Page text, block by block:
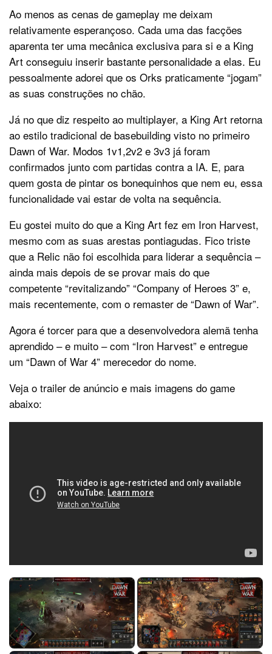
Ao menos as cenas de gameplay me deixam
relativamente esperançoso. Cada uma das facções
aparenta ter uma mecânica exclusiva para si e a King
Art conseguiu inserir bastante personalidade a elas. Eu
pessoalmente adorei que os Orks praticamente “jogam”
as suas construções no chão.
Já no que diz respeito ao multiplayer, a King Art retorna
ao estilo tradicional de basebuilding visto no primeiro
Dawn of War. Modos 1v1,2v2 e 3v3 já foram
confirmados junto com partidas contra a IA. E, para
quem gosta de pintar os bonequinhos que nem eu, essa
funcionalidade vai estar de volta na sequência.
Eu gostei muito do que a King Art fez em Iron Harvest,
mesmo com as suas arestas pontiagudas. Fico triste
que a Relic não foi escolhida para liderar a sequência –
ainda mais depois de se provar mais do que
competente “revitalizando” “Company of Heroes 3” e,
mais recentemente, com o remaster de “Dawn of War”.
Agora é torcer para que a desenvolvedora alemã tenha
aprendido – e muito – com “Iron Harvest” e entregue
um “Dawn of War 4” merecedor do nome.
Veja o trailer de anúncio e mais imagens do game
abaixo: